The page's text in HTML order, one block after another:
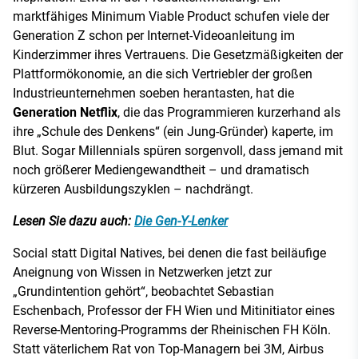
marktfähiges Minimum Viable Product schufen viele der
Generation Z schon per Internet-Videoanleitung im
Kinderzimmer ihres Vertrauens. Die Gesetzmäßigkeiten der
Plattformökonomie, an die sich Vertriebler der großen
Industrieunternehmen soeben herantasten, hat die
Generation Netflix, die das Programmieren kurzerhand als
ihre „Schule des Denkens“ (ein Jung-Gründer) kaperte, im
Blut. Sogar Millennials spüren sorgenvoll, dass jemand mit
noch größerer Mediengewandtheit – und dramatisch
kürzeren Ausbildungszyklen – nachdrängt.
Lesen Sie dazu auch: Die Gen-Y-Lenker
Social statt Digital Natives, bei denen die fast beiläufige
Aneignung von Wissen in Netzwerken jetzt zur
„Grundintention gehört“, beobachtet Sebastian
Eschenbach, Professor der FH Wien und Mitinitiator eines
Reverse-Mentoring-Programms der Rheinischen FH Köln.
Statt väterlichem Rat von Top-Managern bei 3M, Airbus